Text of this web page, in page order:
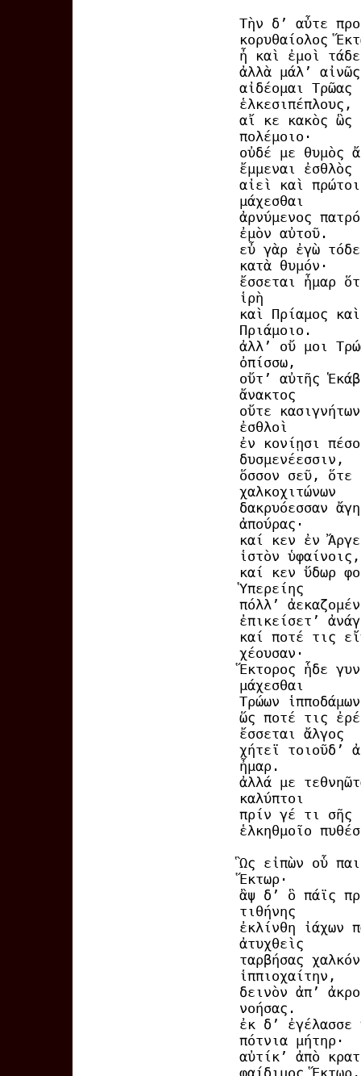
Τὴν δ’ αὖτε
κορυθαίολος
ἦ καὶ ἐμοὶ
ἀλλὰ μάλ’ αἰνῶς
αἰδέομαι Τρῶας
ἑλκεσιπέπλους,
αἴ κε κακὸς ὣς
πολέμοιο·
οὐδέ με θυμὸς
ἔμμεναι ἐσθλὸς
αἰεὶ καὶ
μάχεσθαι
ἀρνύμενος
ἐμὸν αὐτοῦ.
εὖ γὰρ ἐγὼ
κατὰ θυμόν·
ἔσσεται ἦμαρ
ἱρὴ
καὶ Πρίαμος
Πριάμοιο.
ἀλλ’ οὔ μοι
ὀπίσσω,
οὔτ’ αὐτῆς
ἄνακτος
οὔτε
ἐσθλοὶ
ἐν κονίῃσι
δυσμενέεσσιν,
ὅσσον σεῦ, ὅτε
χαλκοχιτώνων
δακρυόεσσαν
ἀπούρας·
καί κεν ἐν
ἱστὸν ὑφαίνοις,
καί κεν ὕδωρ
Ὑπερείης
πόλλ’
ἐπικείσετ’
καί ποτέ τις
χέουσαν·
Ἕκτορος ἧδε
μάχεσθαι
Τρώων
ὥς ποτέ τις
ἔσσεται ἄλγος
χήτεϊ τοιοῦδ’
ἦμαρ.
ἀλλά με
καλύπτοι
πρίν γέ τι σῆς
ἑλκηθμοῖο
Ὣς εἰπὼν οὗ
Ἕκτωρ·
ἂψ δ’ ὃ πάϊς
τιθήνης
ἐκλίνθη ἰάχων
ἀτυχθεὶς
ταρβήσας
ἱππιοχαίτην,
δεινὸν ἀπ’
νοήσας.
ἐκ δ’ ἐγέλασσε
πότνια μήτηρ·
αὐτίκ’ ἀπὸ
φαίδιμος Ἕκτωρ,